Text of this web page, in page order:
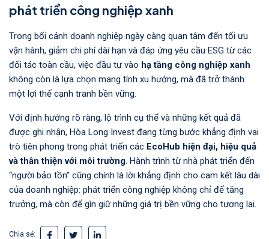
phát triển công nghiệp xanh
Trong bối cảnh doanh nghiệp ngày càng quan tâm đến tối ưu
vận hành, giảm chi phí dài hạn và đáp ứng yêu cầu ESG từ các
đối tác toàn cầu, việc đầu tư vào hạ tầng công nghiệp xanh
không còn là lựa chọn mang tính xu hướng, mà đã trở thành
một lợi thế cạnh tranh bền vững.
Với định hướng rõ ràng, lộ trình cụ thể và những kết quả đã
được ghi nhận, Hòa Long Invest đang từng bước khẳng định vai
trò tiên phong trong phát triển các EcoHub hiện đại, hiệu quả
và thân thiện với môi trường . Hành trình từ nhà phát triển đến
“người bảo tồn” cũng chính là lời khẳng định cho cam kết lâu dài
của doanh nghiệp: phát triển công nghiệp không chỉ để tăng
trưởng, mà còn để gìn giữ những giá trị bền vững cho tương lai.
Chia sẻ: